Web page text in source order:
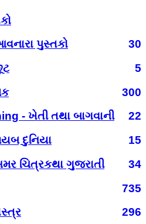
પુસ્તકો
30
5
300
- ખેતી તથા બાગવાની
22
દુનિયા
15
ચિત્રકથા ગુજરાતી
34
735
296